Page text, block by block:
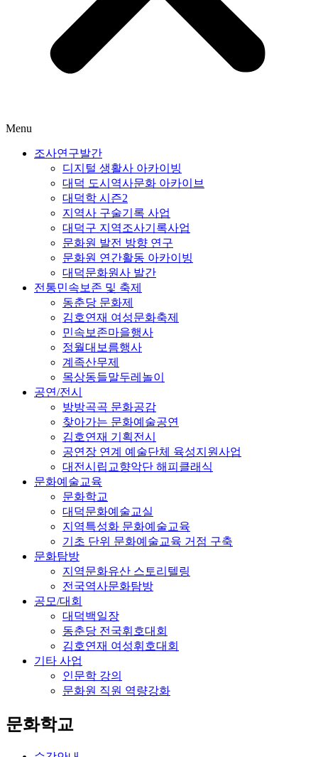
Menu
조사연구발간
디지털 생활사 아카이빙
대덕 도시역사문화 아카이브
대덕학 시즌2
지역사 구술기록 사업
대덕구 지역조사기록사업
문화원 발전 방향 연구
문화원 연간활동 아카이빙
대덕문화원사 발간
전통민속보존 및 축제
동춘당 문화제
김호연재 여성문화축제
민속보존마을행사
정월대보름행사
계족산무제
목상동들말두레놀이
공연/전시
방방곡곡 문화공감
찾아가는 문화예술공연
김호연재 기획전시
공연장 연계 예술단체 육성지원사업
대전시립교향악단 해피클래식
문화예술교육
문화학교
대덕문화예술교실
지역특성화 문화예술교육
기초 단위 문화예술교육 거점 구축
문화탐방
지역문화유산 스토리텔링
전국역사문화탐방
공모/대회
대덕백일장
동춘당 전국휘호대회
김호연재 여성휘호대회
기타 사업
인문학 강의
문화원 직원 역량강화
문화학교